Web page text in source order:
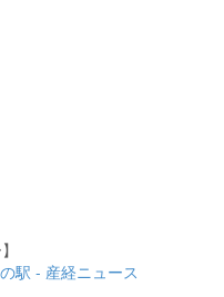
駅 - 産経ニュース